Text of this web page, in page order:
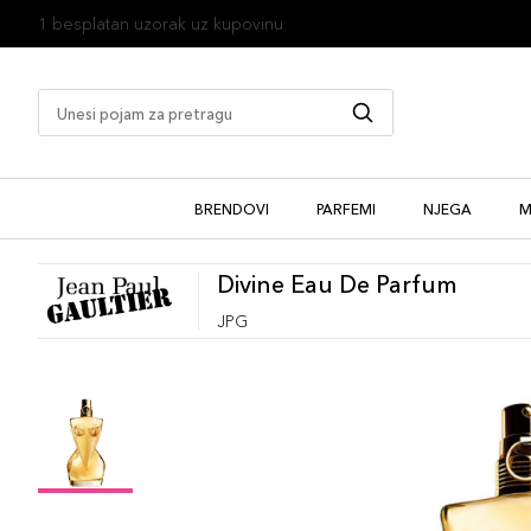
1 besplatan uzorak uz kupovinu
BRENDOVI PARFEMI NJEGA
Divine Eau De Parfum
JPG